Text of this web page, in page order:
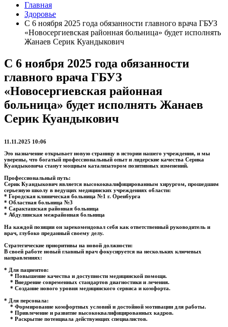
Главная
Здоровье
С 6 ноября 2025 года обязанности главного врача ГБУЗ
«Новосергиевская районная больница» будет исполнять
Жанаев Серик Куандыкович
С 6 ноября 2025 года обязанности
главного врача ГБУЗ
«Новосергиевская районная
больница» будет исполнять Жанаев
Серик Куандыкович
11.11.2025 10:06
Это назначение открывает новую страницу в истории нашего учреждения, и мы
уверены, что богатый профессиональный опыт и лидерские качества Серика
Куандыковича станут мощным катализатором позитивных изменений.
Профессиональный путь:
Серик Куандыкович является высококвалифицированным хирургом, прошедшим
серьезную школу в ведущих медицинских учреждениях области:
* Городская клиническая больница №1 г. Оренбурга
* Областная больница №3
* Саракташская районная больница
* Абдулинская межрайонная больница
На каждой позиции он зарекомендовал себя как ответственный руководитель и
врач, глубоко преданный своему делу.
Стратегические приоритивы на новой должности:
В своей работе новый главный врач фокусируется на нескольких ключевых
направлениях:
* Для пациентов:
* Повышение качества и доступности медицинской помощи.
* Внедрение современных стандартов диагностики и лечения.
* Создание нового уровня медицинского сервиса и комфорта.
* Для персонала:
* Формирование комфортных условий и достойной мотивации для работы.
* Привлечение и развитие высококвалифицированных кадров.
* Раскрытие потенциала действующих специалистов.